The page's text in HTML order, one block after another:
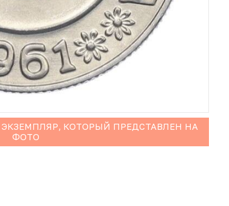
КОТОРЫЙ ПРЕДСТАВЛЕН НА
ФОТО